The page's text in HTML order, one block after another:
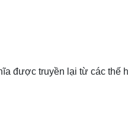
được truyền lại từ các thế